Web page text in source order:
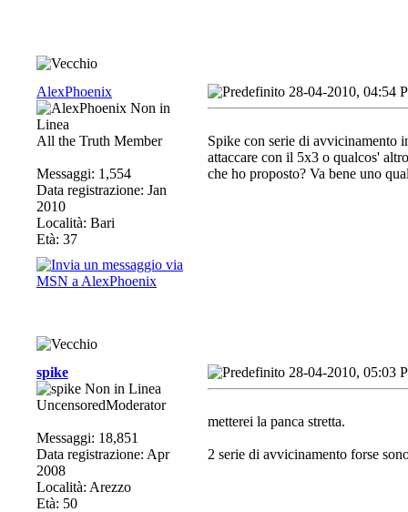
AlexPhoenix
All the Truth Member
Messaggi: 1,554
Data registrazione: Jan
2010
Località: Bari
Età: 37
28-04-2010, 04:54
Spike con serie di avvicinamento
attaccare con il 5x3 o qualcos'
che ho proposto? Va bene uno
spike
UncensoredModerator
Messaggi: 18,851
Data registrazione: Apr
2008
Località: Arezzo
Età: 50
28-04-2010, 05:03
metterei la panca stretta.
2 serie di avvicinamento forse